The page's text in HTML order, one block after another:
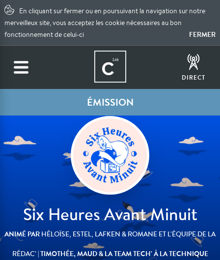
En cliquant sur fermer ou en poursuivant la navigation sur notre
merveilleux site, vous acceptez les cookie nécessaires au bon
fonctionnement de celui-ci
FERMER
DIRECT
ÉMISSION
Six Heures Avant Minuit
ANIMÉ PAR HÉLOÏSE, ESTEL, LAFKEN & ROMANE ET L'ÉQUIPE DE LA
RÉDAC' | TIMOTHÉE, MAUD & LA TEAM TECH' À LA TECHNIQUE